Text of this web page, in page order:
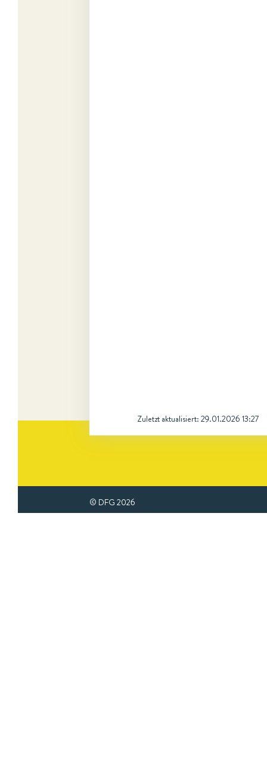
Zuletzt aktualisiert: 29.01.2026 13:27
© DFG 2026